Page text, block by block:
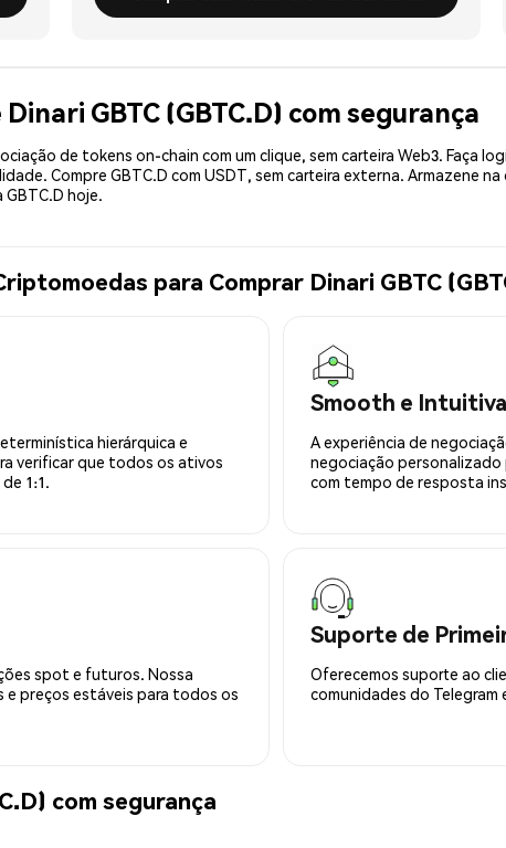
GBTC (GBTC.D) com segurança
de tokens on-chain com um clique, sem carteira Web3. Faça
Compre GBTC.D com USDT, sem carteira externa. Armazene
hoje.
para Comprar Dinari GBTC
hierárquica e
verificar que todos os ativos
1:1.
Smooth e Intuitiva
A experiência de
negociação personalizado
com tempo de resposta
spot e futuros. Nossa
preços estáveis para todos os
Suporte de
Oferecemos suporte ao
comunidades do
com segurança